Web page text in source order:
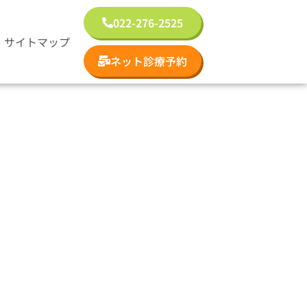
サイトマップ
022-276-2525
ネット診療予約